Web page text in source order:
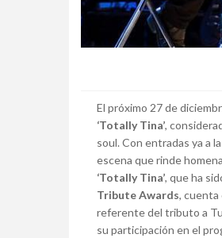
El próximo 27 de
‘Totally Tina’,
soul. Con entradas ya a
escena que rinde
‘Totally Tina’, que ha
Tribute Awards, cuenta
referente del tributo a
su participación en el